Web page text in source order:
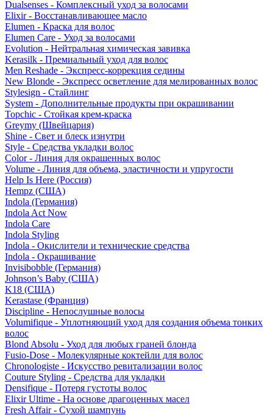
Dualsenses - Комплексный уход за волосами
Elixir - Восстанавливающее масло
Elumen - Краска для волос
Elumen Care - Уход за волосами
Evolution - Нейтральная химическая завивка
Kerasilk - Премиальный уход для волос
Men Reshade - Экспресс-коррекция седины
New Blonde - Экспресс осветление для мелированных волос
Stylesign - Стайлинг
System - Дополнительные продукты при окрашивании
Topchic - Стойкая крем-краска
Greymy (Швейцария)
Shine - Свет и блеск изнутри
Style - Средства укладки волос
Color - Линия для окрашенных волос
Volume - Линия для объема, эластичности и упругости
Help Is Here (Россия)
Hempz (США)
Indola (Германия)
Indola Act Now
Indola Care
Indola Styling
Indola - Окислители и технические средства
Indola - Окрашивание
Invisibobble (Германия)
Johnson’s Baby (США)
K18 (США)
Kerastase (Франция)
Discipline - Непослушные волосы
Volumifique - Уплотняющий уход для создания объема тонких
волос
Blond Absolu - Уход для любых граней блонда
Fusio-Dose - Молекулярные коктейли для волос
Chronologiste - Искусство ревитализации волос
Couture Styling - Средства для укладки
Densifique - Потеря густоты волос
Elixir Ultime - На основе драгоценных масел
Fresh Affair - Сухой шампунь